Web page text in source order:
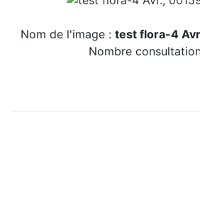
Nom de l'image : test flora-4
Nombre